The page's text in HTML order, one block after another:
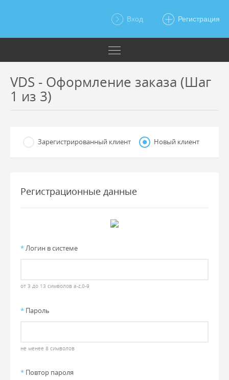
Вход Регистрация
VDS - Оформление заказа (Шаг
1 из 3)
Зарегистрированный клиент Новый клиент
Регистрационные данные
*Логин в системе
от 3 до 13 символов a-z,0-9
* Пароль
не менее 8 символов
* Повтор пароля